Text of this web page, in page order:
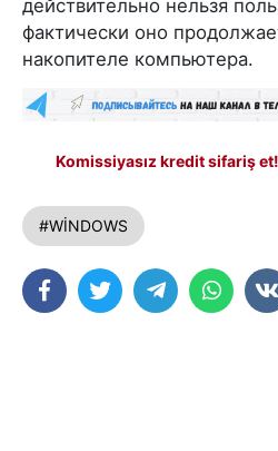
действительно нельзя
фактически оно
накопителе компьютера.
Komissiyasız kredit sifariş et!
#WİNDOWS